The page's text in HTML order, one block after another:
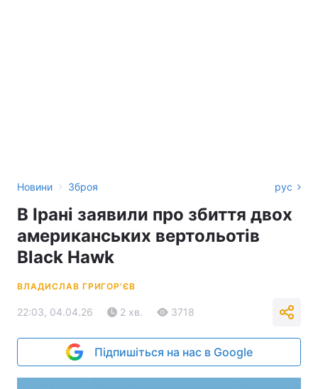
Новини › Зброя рус
В Ірані заявили про збиття двох
американських вертольотів
Black Hawk
ВЛАДИСЛАВ ГРИГОР'ЄВ
22:03, 04.04.26 2 хв. 3718
Підпишіться на нас в Google